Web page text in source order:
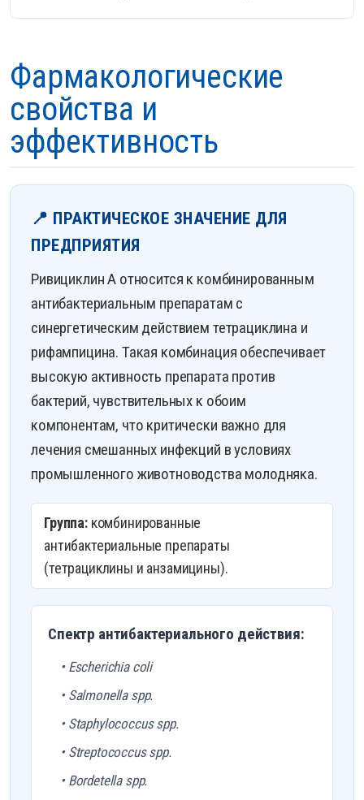
Фармакологические
свойства и
эффективность
📍 ПРАКТИЧЕСКОЕ ЗНАЧЕНИЕ ДЛЯ
ПРЕДПРИЯТИЯ
Ривициклин А относится к комбинированным
антибактериальным препаратам с
синергетическим действием тетрациклина и
рифампицина. Такая комбинация обеспечивает
высокую активность препарата против
бактерий, чувствительных к обоим
компонентам, что критически важно для
лечения смешанных инфекций в условиях
промышленного животноводства молодняка.
Группа:комбинированные
антибактериальные препараты
(тетрациклины и анзамицины).
Спектр антибактериального действия:
• Escherichia coli
• Salmonella spp.
• Staphylococcus spp.
• Streptococcus spp.
• Bordetella spp.